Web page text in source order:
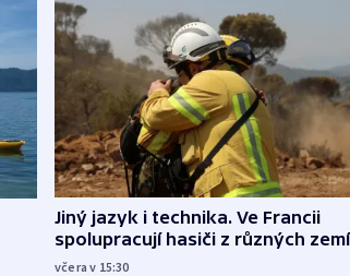
Jiný jazyk i technika. Ve Francii
spolupracují hasiči z různých zemí
včera v 15:30